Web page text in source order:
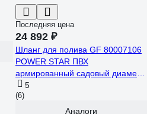
Последняя цена
24 892 ₽
Шланг для полива GF 80007106
POWER STAR ПВХ
армированный садовый диаметр
19 мм (3/4) длина 50 м Б0059680
5
(6)
Аналоги